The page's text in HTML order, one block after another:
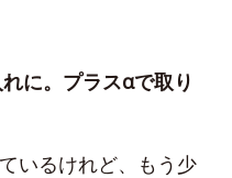
に。プラスαで取り
いるけれど、もう少